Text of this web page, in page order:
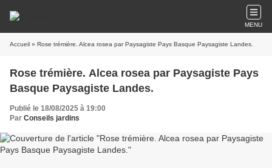
MENU
Accueil » Rose trémière. Alcea rosea par Paysagiste Pays Basque Paysagiste Landes.
Rose trémière. Alcea rosea par Paysagiste Pays
Basque Paysagiste Landes.
Publié le 18/08/2025 à 19:00
Par Conseils jardins